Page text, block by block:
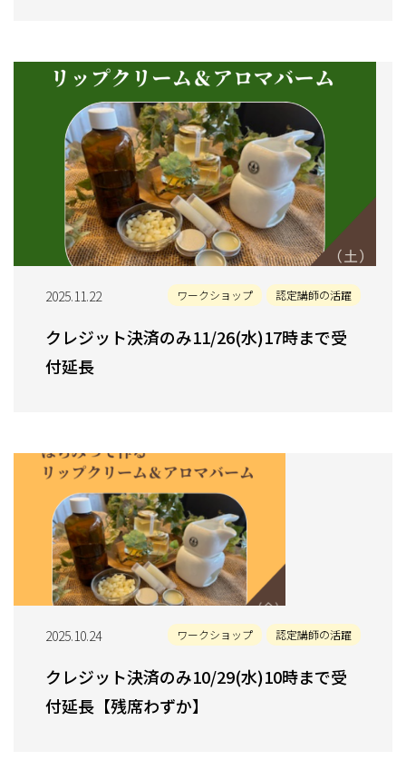
2025.11.22 ワークショップ 認定講師の活躍
クレジット決済のみ11/26(水)17時まで受
付延長
2025.10.24 ワークショップ 認定講師の活躍
クレジット決済のみ10/29(水)10時まで受
付延長【残席わずか】